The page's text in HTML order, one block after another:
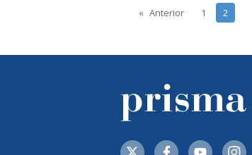
Anterior 1 2